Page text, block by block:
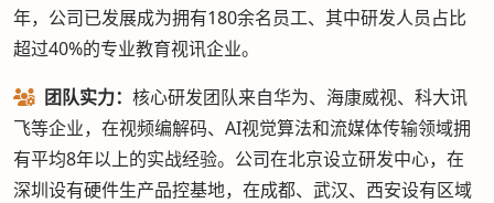
年，公司已发展成为拥有180余名员工、其中研发人员占比
超过40%的专业教育视讯企业。
团队实力： 核心研发团队来自华为、海康威视、科大讯
飞等企业，在视频编解码、AI视觉算法和流媒体传输领域拥
有平均8年以上的实战经验。公司在北京设立研发中心，在
深圳设有硬件生产品控基地，在成都、武汉、西安设有区域